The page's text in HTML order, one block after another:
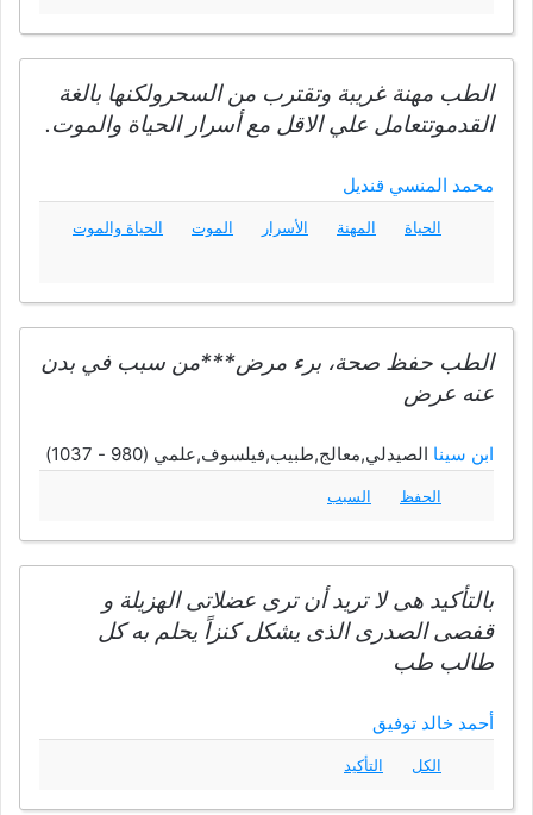
الطب مهنة غريبة وتقترب من السحرولكنها بالغة
القدموتتعامل علي الاقل مع أسرار الحياة والموت.
محمد المنسي قنديل
الحياة المهنة الأسرار الموت الحياة والموت
الطب حفظ صحة، برء مرض***من سبب في بدن
عنه عرض
ابن سينا الصيدلي,معالج,طبيب,فيلسوف,علمي (980 - 1037)
الحفظ السبب
بالتأكيد هى لا تريد أن ترى عضلاتى الهزيلة و
قفصى الصدرى الذى يشكل كنزاً يحلم به كل
طالب طب
أحمد خالد توفيق
الكل التأكيد